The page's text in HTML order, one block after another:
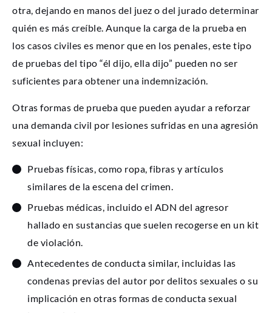
otra, dejando en manos del juez o del jurado determinar
quién es más creíble. Aunque la carga de la prueba en
los casos civiles es menor que en los penales, este tipo
de pruebas del tipo “él dijo, ella dijo” pueden no ser
suficientes para obtener una indemnización.
Otras formas de prueba que pueden ayudar a reforzar
una demanda civil por lesiones sufridas en una agresión
sexual incluyen:
Pruebas físicas, como ropa, fibras y artículos
similares de la escena del crimen.
Pruebas médicas, incluido el ADN del agresor
hallado en sustancias que suelen recogerse en un kit
de violación.
Antecedentes de conducta similar, incluidas las
condenas previas del autor por delitos sexuales o su
implicación en otras formas de conducta sexual